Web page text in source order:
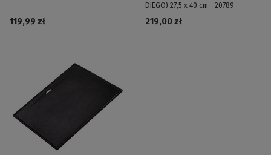
119,99 zł
DIEGO) 27,5 x 40 cm - 20789
219,00 zł